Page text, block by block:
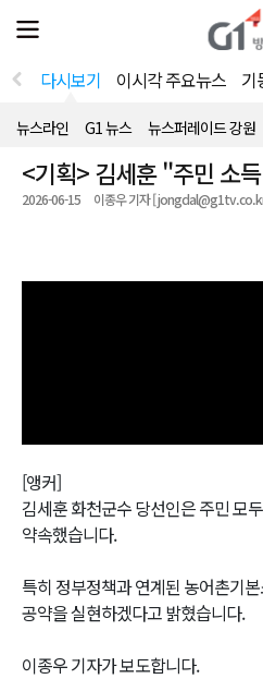
전
체
뉴
열
다시보기 이시각 주요뉴스 기
뉴스라인 G1 뉴스 뉴스퍼레이드 강원
<기획> 김세훈 "주민 소
2026-06-15 이종우 기자 [
[앵커]
김세훈 화천군수 당선인은 주민 모
약속했습니다.
특히 정부정책과 연계된 농어촌기
공약을 실현하겠다고 밝혔습니다.
이종우 기자가 보도합니다.